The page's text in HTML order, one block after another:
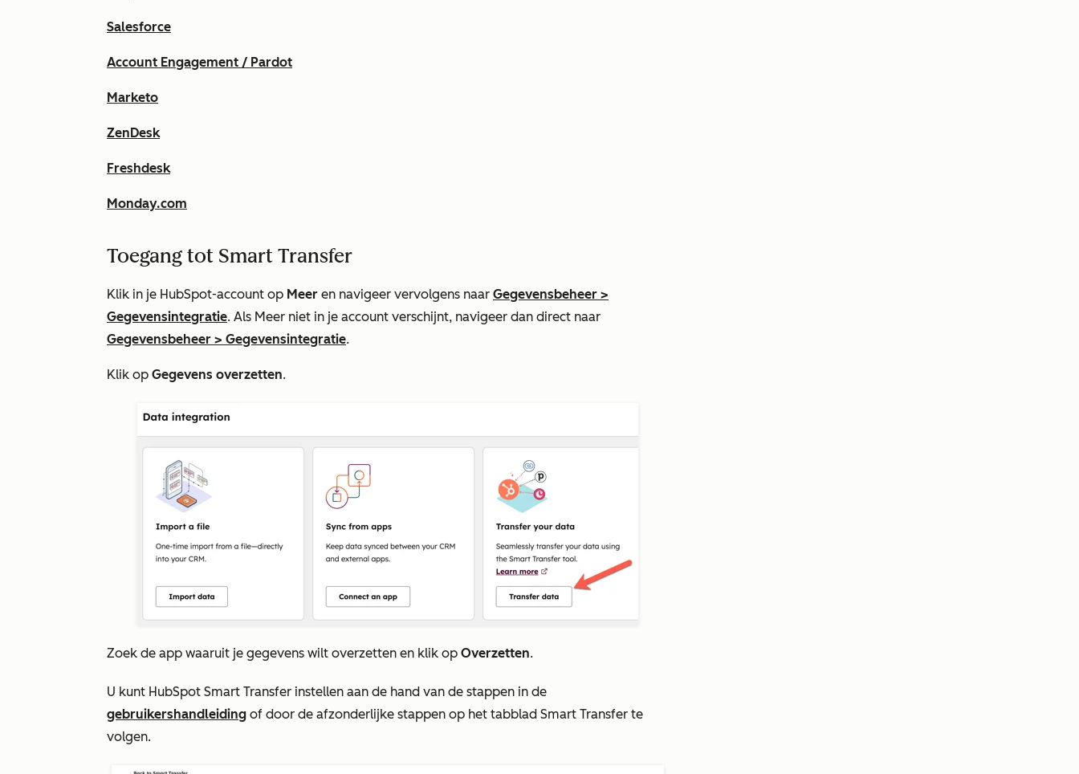
Salesforce
Account Engagement / Pardot
Marketo
ZenDesk
Freshdesk
Monday.com
Toegang tot Smart Transfer
Klik in je HubSpot-account op Meer en navigeer vervolgens naar Gegevensbeheer >
Gegevensintegratie. Als Meer niet in je account verschijnt, navigeer dan direct naar
Gegevensbeheer > Gegevensintegratie.
Klik op Gegevens overzetten.
Zoek de app waaruit je gegevens wilt overzetten en klik op Overzetten.
U kunt HubSpot Smart Transfer instellen aan de hand van de stappen in de
gebruikershandleiding of door de afzonderlijke stappen op het tabblad Smart Transfer te
volgen.